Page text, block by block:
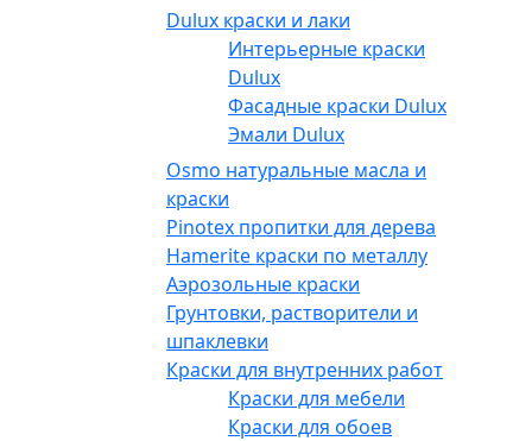
Dulux краски и лаки
Интерьерные краски
Dulux
Фасадные краски Dulux
Эмали Dulux
Osmo натуральные масла и
краски
Pinotex пропитки для дерева
Hamerite краски по металлу
Аэрозольные краски
Грунтовки, растворители и
шпаклевки
Краски для внутренних работ
Краски для мебели
Краски для обоев